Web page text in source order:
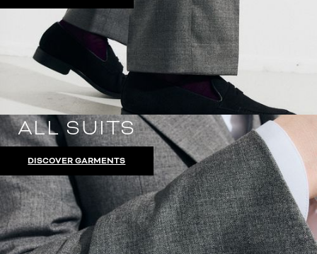
ALL SUITS
DISCOVER GARMENTS